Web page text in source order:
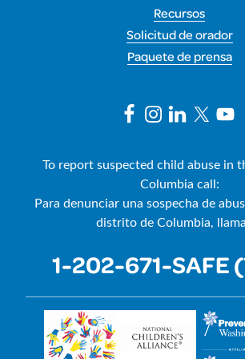
Recursos
Solicitud de orador
Paquete de prensa
To report suspected child abuse in
Columbia call:
Para denunciar una sospecha de
distrito de Columbia,
1-202-671-SAFE